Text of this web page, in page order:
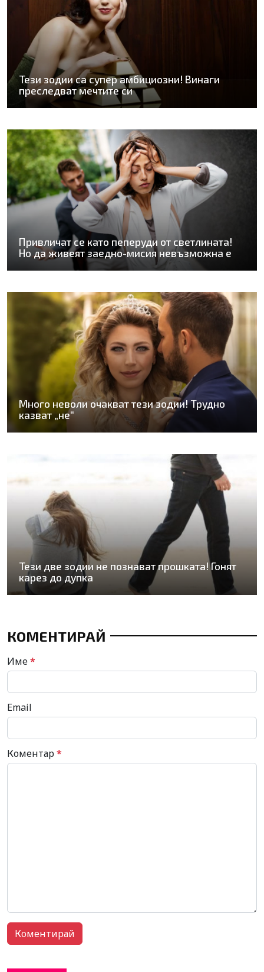
Тези зодии са супер амбициозни! Винаги
преследват мечтите си
Привличат се като пеперуди от светлината!
Но да живеят заедно-мисия невъзможна е
Много неволи очакват тези зодии! Трудно
казват „не“
Тези две зодии не познават прошката! Гонят
карез до дупка
КОМЕНТИРАЙ
Име*
Email
Коментар*